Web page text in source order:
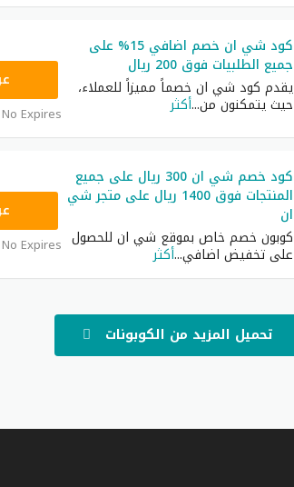
كود شي ان خصم اضافي 15% على
جميع الطلبيات فوق 200 ريال
يقدم كود شي ان خصماً مميزاً للعملاء،
حيث يتمكنون من...أكثر No Expires
كود خصم شي ان 300 ريال على جميع
المنتجات فوق 1400 ريال على متجر شي
ان
كوبون خصم خاص بموقع شي ان للحصول
على تخفيض اضافي...أكثر No Expires
تحميل المزيد من الكوبونات